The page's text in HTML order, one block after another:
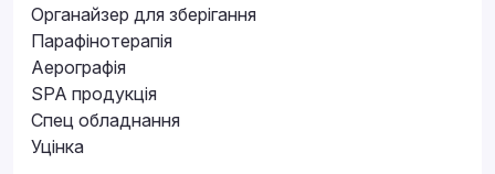
Органайзер для зберігання
Парафінотерапія
Аерографія
SPA продукція
Спец обладнання
Уцінка